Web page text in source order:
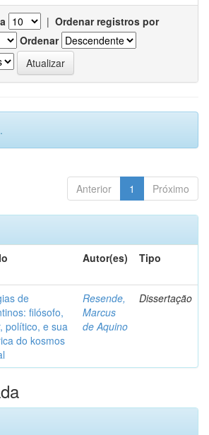
| Ordenar registros por
Ordenar
Anterior 1 Próximo
Autor(es) Tipo
de
filósofo,
político, e sua
do kosmos
Resende,
Marcus
de Aquino
Dissertação